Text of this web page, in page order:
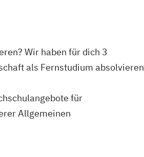
Wir haben für dich 3
als Fernstudium absolvieren
für
Allgemeinen